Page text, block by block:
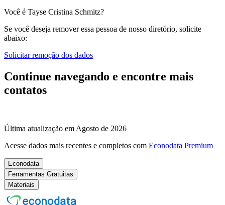
Você é Tayse Cristina Schmitz?
Se você deseja remover essa pessoa de nosso diretório, solicite
abaixo:
Solicitar remoção dos dados
Continue navegando e encontre mais
contatos
Última atualização em Agosto de 2026
Acesse dados mais recentes e completos com Econodata Premium
Econodata
Ferramentas Gratuitas
Materiais